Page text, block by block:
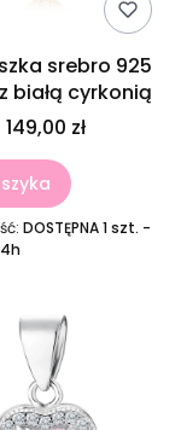
srebro 925
białą cyrkonią
149,00 zł
DOSTĘPNA 1 szt. -